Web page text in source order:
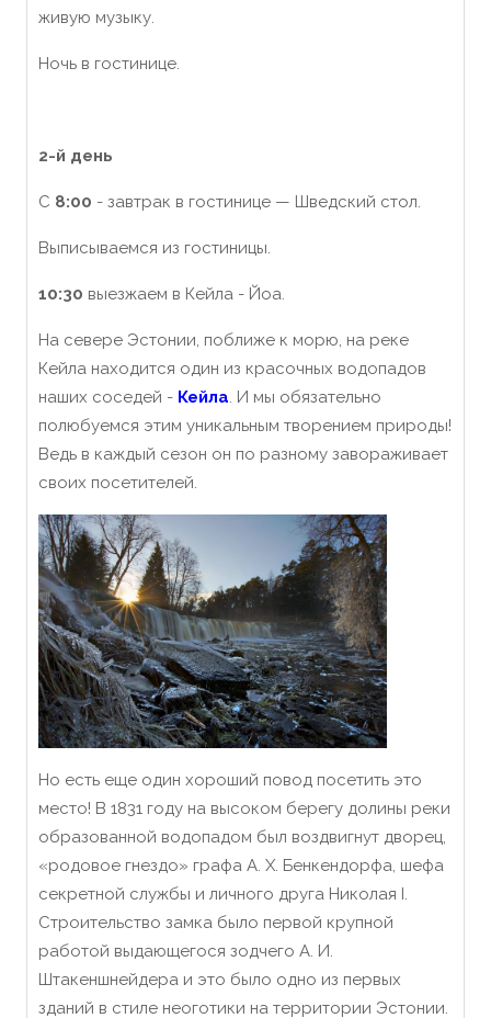
живую музыку.
Ночь в гостинице.
2-й день
С 8:00 - завтрак в гостинице — Шведский стол.
Выписываемся из гостиницы.
10:30 выезжаем в Кейла - Йоа.
На севере Эстонии, поближе к морю, на реке
Кейла находится один из красочных водопадов
наших соседей - Кейла. И мы обязательно
полюбуемся этим уникальным творением природы!
Ведь в каждый сезон он по разному завораживает
своих посетителей.
Но есть еще один хороший повод посетить это
место! В 1831 году на высоком берегу долины реки
образованной водопадом был воздвигнут дворец,
«родовое гнездо» графа А. Х. Бенкендорфа, шефа
секретной службы и личного друга Николая I.
Строительство замка было первой крупной
работой выдающегося зодчего А. И.
Штакеншнейдера и это было одно из первых
зданий в стиле неоготики на территории Эстонии.